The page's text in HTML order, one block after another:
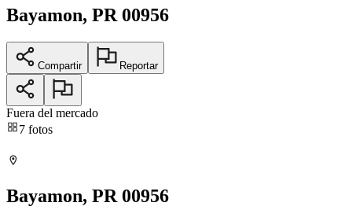
Bayamon, PR 00956
Compartir Reportar
Fuera del mercado
7 fotos
Bayamon, PR 00956